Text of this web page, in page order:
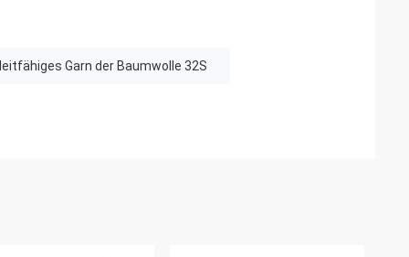
leitfähiges Garn der Baumwolle 32S